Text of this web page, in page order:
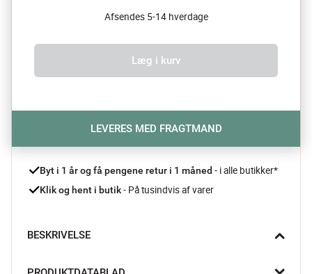
Afsendes 5-14 hverdage
Læg i kurv
LEVERES MED FRAGTMAND
Byt i 1 år og få pengene retur i 1 måned - i alle butikker*
Klik og hent i butik - På tusindvis af varer
BESKRIVELSE